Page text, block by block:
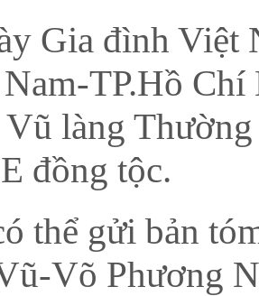
đình Việt
TP.Hồ
làng
đồng tộc.
gửi bản tóm
Võ Phương